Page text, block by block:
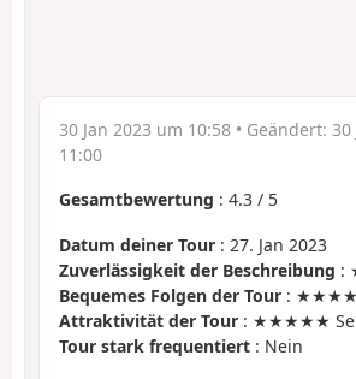
30 Jan 2023 um 10:58 • Geändert: 30
11:00
Gesamtbewertung : 4.3 / 5
Datum deiner Tour : 27. Jan 2023
Zuverlässigkeit der Beschreibung :
Bequemes Folgen der Tour :
Attraktivität der Tour : ★★★★★
Tour stark frequentiert : Nein